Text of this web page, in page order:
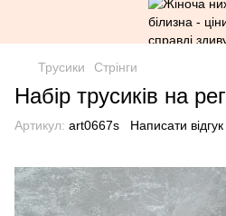
Трусики Стрінги
Набір трусиків на
Артикул: art0667s Написати відгук